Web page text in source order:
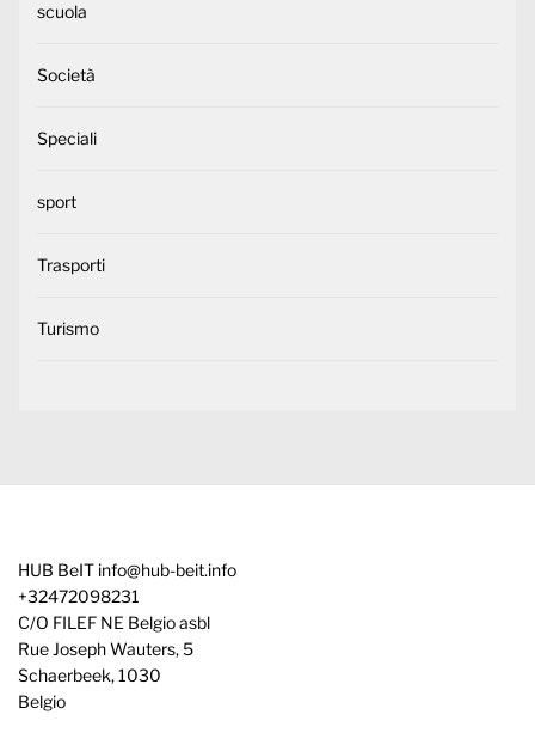
scuola
Società
Speciali
sport
Trasporti
Turismo
HUB BeIT info@hub-beit.info
+32472098231
C/O FILEF NE Belgio asbl
Rue Joseph Wauters, 5
Schaerbeek,1030
Belgio